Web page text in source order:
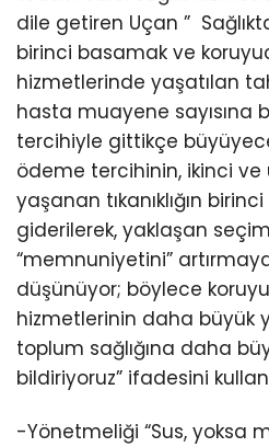
dile getiren Uçan ”
birinci basamak ve
hizmetlerinde yaşatılan
hasta muayene sayısına
tercihiyle gittikçe
ödeme tercihinin, ikinci
yaşanan tıkanıklığın
giderilerek, yaklaşan
“memnuniyetini”
düşünüyor; böylece
hizmetlerinin daha büyük
toplum sağlığına daha
bildiriyoruz” ifadesini
-Yönetmeliği “Sus, yoksa